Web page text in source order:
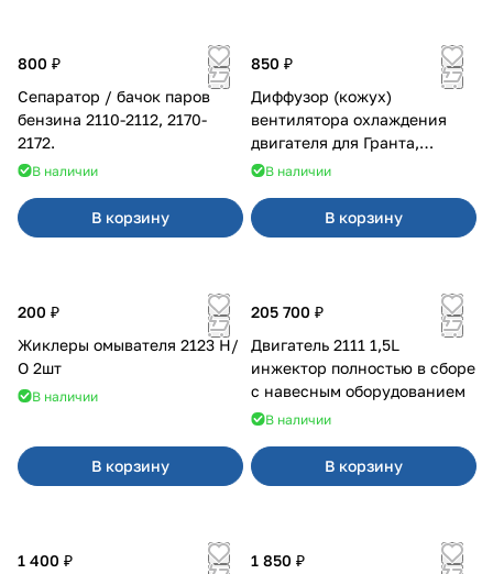
800 ₽
Сепаратор / бачок паров
бензина 2110-2112, 2170-
2172.
В наличии
В корзину
850 ₽
Диффузор (кожух)
вентилятора охлаждения
двигателя для Гранта,
Калина-2, Датсун нового
В наличии
В корзину
200 ₽
Жиклеры омывателя 2123 Н/
О 2шт
В наличии
В корзину
205 700 ₽
Двигатель 2111 1,5L
инжектор полностью в сборе
с навесным оборудованием
В наличии
В корзину
1 400 ₽
1 850 ₽